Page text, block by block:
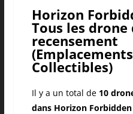
Horizon
Tous les drone
recensement
Collectibles)
Il y a un total de10
dans Horizon